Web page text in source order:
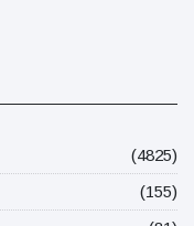
(4825)
(155)